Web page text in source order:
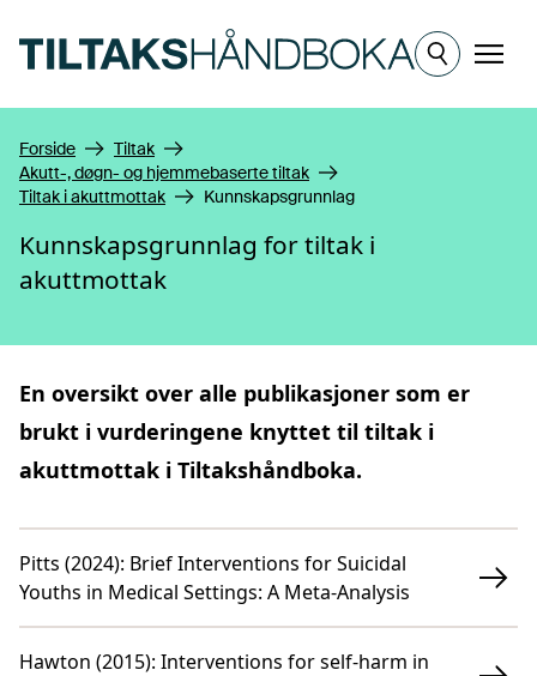
Meny
Forside
Tiltak
Akutt-, døgn- og hjemmebaserte tiltak
Tiltak i akuttmottak
Kunnskapsgrunnlag
Kunnskapsgrunnlag for tiltak i
akuttmottak
En oversikt over alle publikasjoner som er
brukt i vurderingene knyttet til tiltak i
akuttmottak i Tiltakshåndboka.
Pitts (2024): Brief Interventions for Suicidal
Youths in Medical Settings: A Meta-Analysis
Hawton (2015): Interventions for self-harm in